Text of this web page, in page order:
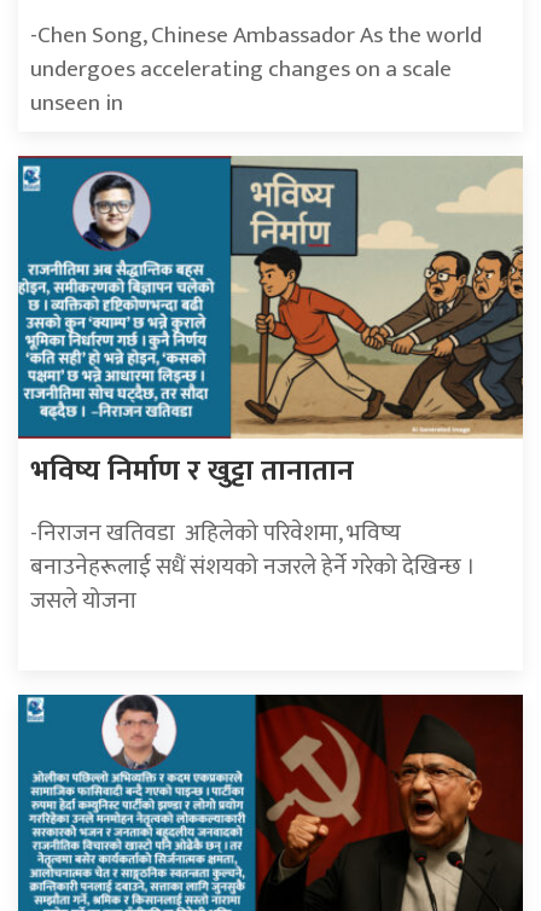
-Chen Song, Chinese Ambassador As the world
undergoes accelerating changes on a scale
unseen in
भविष्य निर्माण र खुट्टा तानातान
-निराजन खतिवडा अहिलेको परिवेशमा, भविष्य
बनाउनेहरूलाई सधैं संशयको नजरले हेर्ने गरेको देखिन्छ ।
जसले योजना